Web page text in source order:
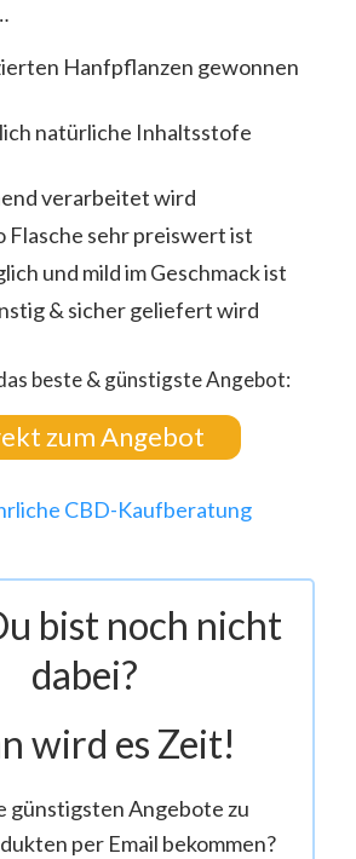
Hanfpflanzen gewonnen
natürliche Inhaltsstofe
verarbeitet wird
Flasche sehr preiswert ist
und mild im Geschmack ist
& sicher geliefert wird
beste & günstigste Angebot:
zum Angebot
CBD-Kaufberatung
bist noch nicht
dabei?
wird es Zeit!
günstigsten Angebote zu
per Email bekommen?